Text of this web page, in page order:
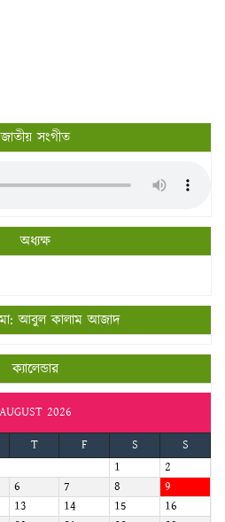
জাতীয় সংগীত
অধ্যক্ষ
আবুল কালাম আজাদ
ক্যালেন্ডার
AUGUST 2026
T F S
S
1
2
6 7 8
9
13 14 15
16